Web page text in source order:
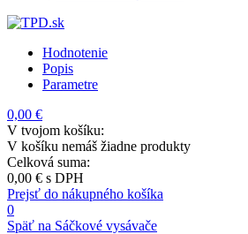
Hodnotenie
Popis
Parametre
0,00 €
V tvojom košíku:
V košíku nemáš žiadne produkty
Celková suma:
0,00 € s DPH
Prejsť do nákupného košíka
0
Späť na Sáčkové vysávače